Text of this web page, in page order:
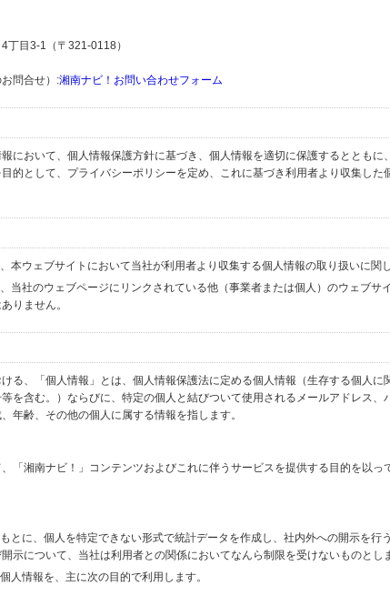
丁目3-1（〒321-0118）
問合せ）:湘南ナビ！お問い合わせフォーム
において、個人情報保護方針に基づき、個人情報を適切に保護するとともに
的として、プライバシーポリシーを定め、これに基づき利用者より収集した
本ウェブサイトにおいて当社が利用者より収集する個人情報の取り扱いに関
当社のウェブページにリンクされている他（事業者または個人）のウェブサ
りません。
ける、「個人情報」とは、個人情報保護法に定める個人情報（生存する個人
を含む。）ならびに、特定の個人と結びついて使用されるメールアドレス、
年齢、その他の個人に属する情報を指します。
「湘南ナビ！」コンテンツおよびこれに伴うサービスを提供する目的を以っ
とに、個人を特定できない形式で統計データを作成し、社内外への開示を行
示について、当社は利用者との関係においてなんら制限を受けないものとし
人情報を、主に次の目的で利用します。